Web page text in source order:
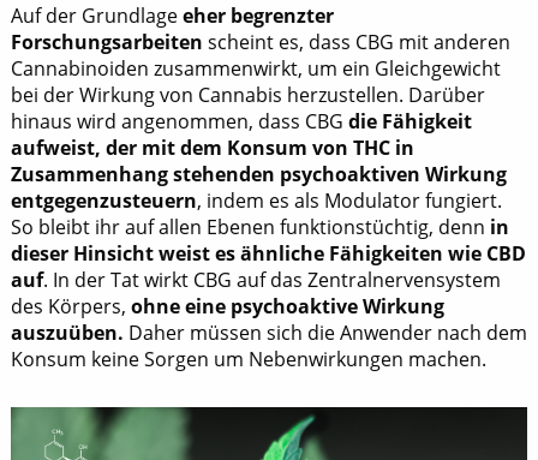
Auf der Grundlageeher begrenzter
Forschungsarbeiten scheint es, dass CBG mit anderen
Cannabinoiden zusammenwirkt, um ein Gleichgewicht
bei der Wirkung von Cannabis herzustellen. Darüber
hinaus wird angenommen, dass CBG die Fähigkeit
aufweist, der mit dem Konsum von THC in
Zusammenhang stehenden psychoaktiven Wirkung
entgegenzusteuern, indem es als Modulator fungiert.
So bleibt ihr auf allen Ebenen funktionstüchtig, denn in
dieser Hinsichtweist esähnliche Fähigkeiten wie CBD
auf. In der Tat wirkt CBG auf das Zentralnervensystem
des Körpers, ohne eine psychoaktive Wirkung
auszuüben. Daher müssen sich die Anwender nach dem
Konsum keine Sorgen um Nebenwirkungen machen.